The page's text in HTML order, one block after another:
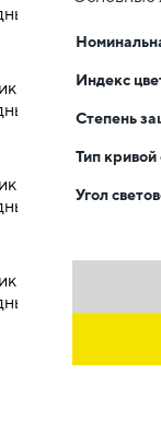
Индекс
Степень
Тип кривой
Угол